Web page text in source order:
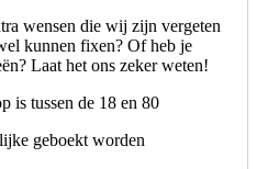
wensen die wij zijn vergeten
kunnen fixen? Of heb je
Laat het ons zeker weten!
is tussen de 18 en 80
geboekt worden